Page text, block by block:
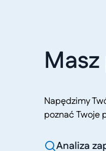
Napędzimy
poznać Twoje
Analiza